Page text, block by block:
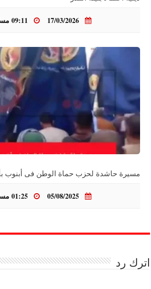
مسيرة حاشدة لحزب حماة الوطن فى أبنوب
اترك رد